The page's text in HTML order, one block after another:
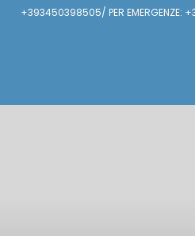
+393450398505/ PER EMERGENZE: